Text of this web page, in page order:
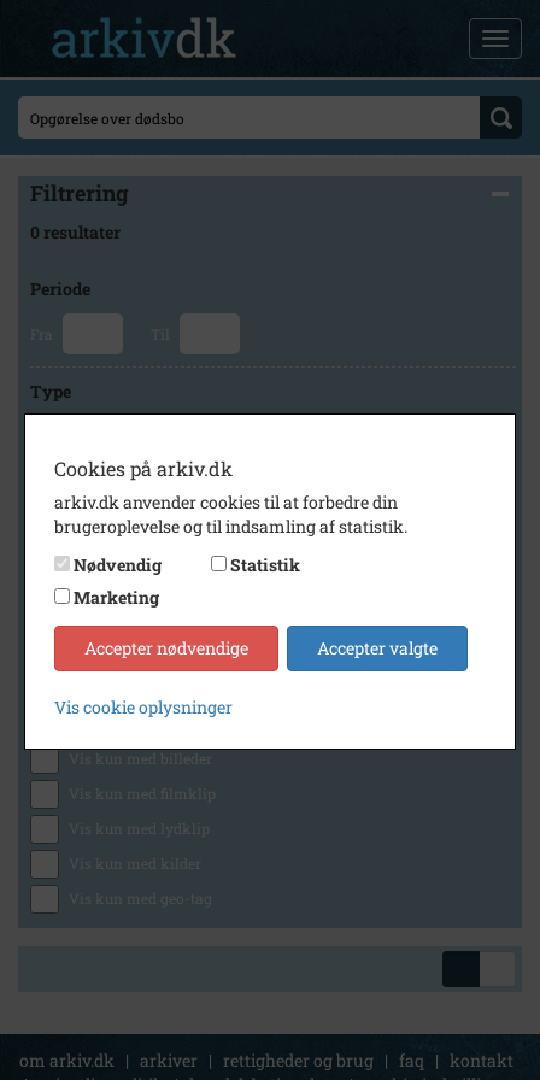
Filtrering
0 resultater
Periode
Fra Til
Type
Arkiv
Bjergsted Lokalhistoriske Arkiv
Generelt
Vis kun med billeder
Vis kun med filmklip
Vis kun med lydklip
Vis kun med kilder
Vis kun med geo-tag
om arkiv.dk | arkiver | rettigheder og brug | faq | kontakt
Cookies på arkiv.dk
arkiv.dk anvender cookies til at forbedre din
brugeroplevelse og til indsamling af statistik.
Nødvendig
Statistik
Marketing
Accepter nødvendige Accepter valgte
Vis cookie oplysninger